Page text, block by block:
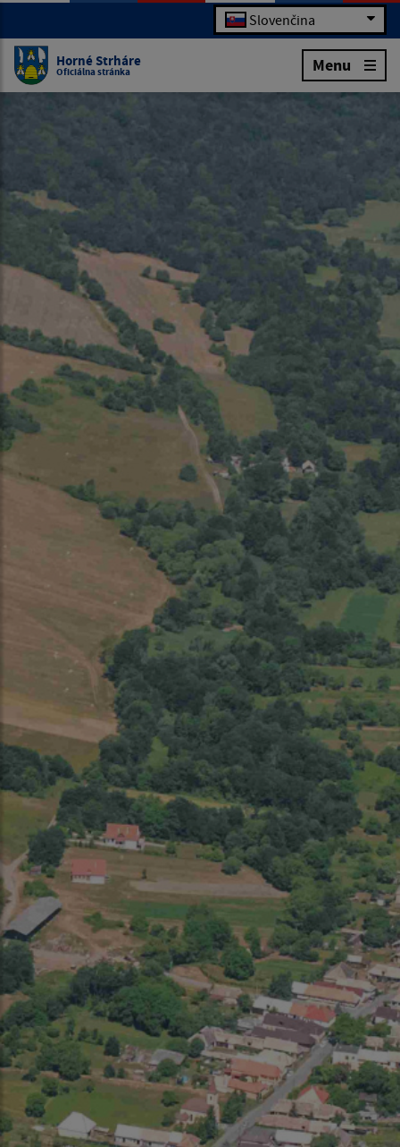
Slovenčina
Horné Strháre
Oficiálna stránka Menu